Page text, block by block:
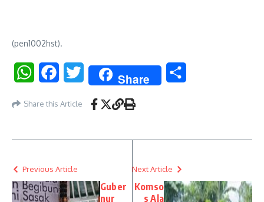
(pen1002hst).
WhatsAppFacebookTwitter Share
Share this Article
Previous Article
Guber
nur
Next Article
Komso
s Ala